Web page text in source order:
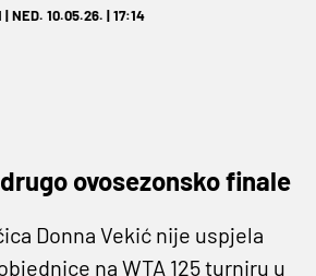
NED. 10.05.26. | 17:14
ovosezonsko finale
Donna Vekić nije uspjela
na WTA 125 turniru u